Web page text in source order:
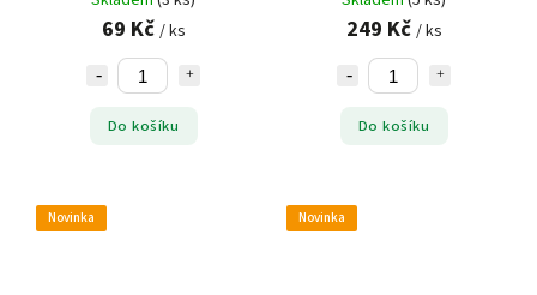
69 Kč / ks
Do košíku
249 Kč / ks
Do košíku
Novinka Novinka